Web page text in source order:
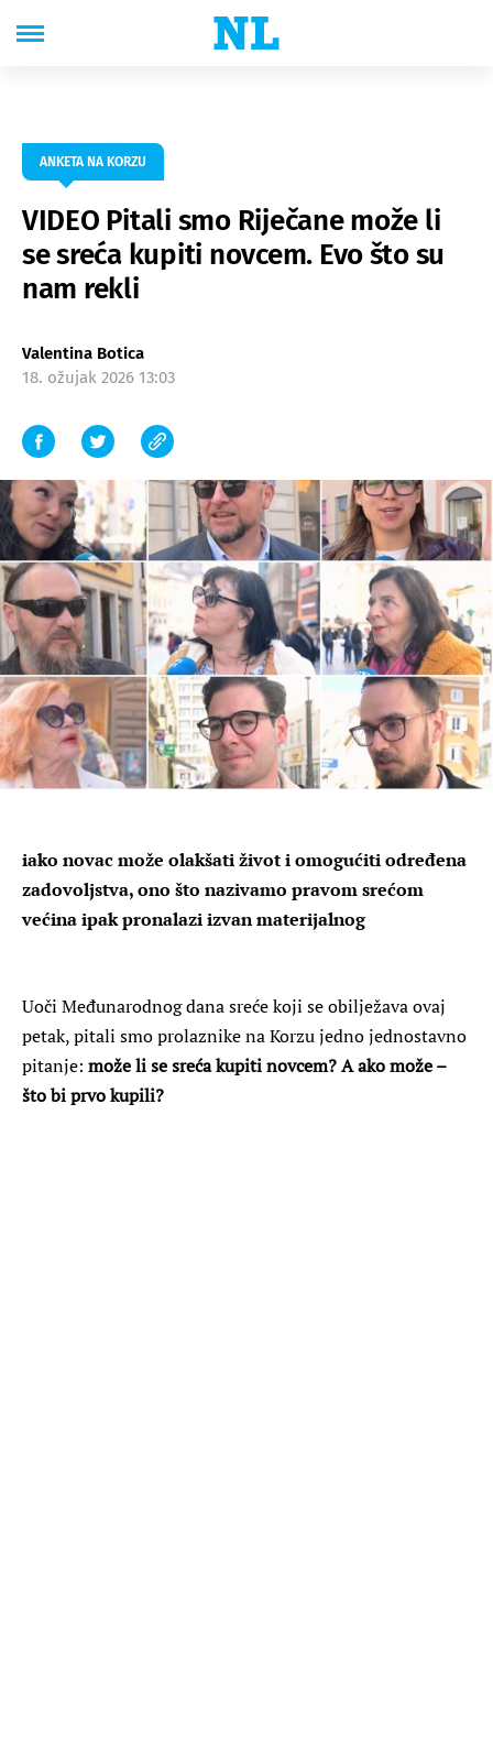
ANKETA NA KORZU
VIDEO Pitali smo Riječane može li
se sreća kupiti novcem. Evo što su
nam rekli
Valentina Botica
18. ožujak 2026 13:03
iako novac može olakšati život i omogućiti određena
zadovoljstva, ono što nazivamo pravom srećom
većina ipak pronalazi izvan materijalnog
Uoči Međunarodnog dana sreće koji se obilježava ovaj
petak, pitali smo prolaznike na Korzu jedno jednostavno
pitanje: može li se sreća kupiti novcem? A ako može –
što bi prvo kupili?